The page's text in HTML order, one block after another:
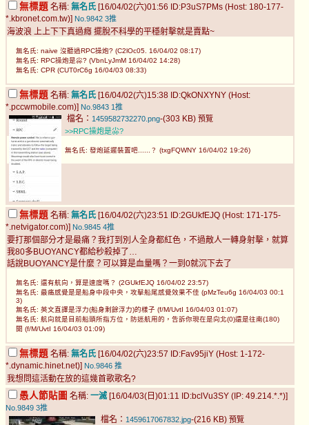
無標題 名稱: 無名氏 [16/04/02(六)01:56 ID:P3uS7PMs (Host: 180-177-
*.kbronet.com.tw)] No.9842 3推
海波浪 上上下下真過癮 擺脫不科學的平穩射擊就是賣點~
無名氏: naive 沒聽過RPC操炮? (C2lOc05. 16/04/02 08:17)
無名氏: RPC操炮是尛? (VbnLyJmM 16/04/02 14:28)
無名氏: CPR (CUT0rC6g 16/04/03 08:33)
無標題 名稱: 無名氏 [16/04/02(六)15:38 ID:QkONXYNY (Host:
*.pccwmobile.com)] No.9843 1推
檔名： 1459582732270.png-(303 KB) 預覽
>>RPC操炮是尛?
無名氏: 發炮延遲裝置吧......？ (txgFQWNY 16/04/02 19:26)
無標題 名稱: 無名氏 [16/04/02(六)23:51 ID:2GUkfEJQ (Host: 171-175-
*.netvigator.com)] No.9845 4推
要打那個部分才是最痛？我打到別人全身都紅色，不過敵人一轉身射擊，就算
我80多BUOYANCY都給秒殺掉了…
話說BUOYANCY是什麼？可以算是血量嗎？一到0就沉下去了
無名氏: 還有航向，算是速度嗎？ (2GUkfEJQ 16/04/02 23:57)
無名氏: 最痛感覺是是船身中段中央，攻擊船尾感覺效果不佳 (pMzTeu6g 16/04/03 00:1
3)
無名氏: 英文直譯是浮力(船身剩餘浮力)的樣子 (f/M/UvtI 16/04/03 01:07)
無名氏: 航向就是目前船頭所指方位，防迷航用的，告訴你現在是向北(0)還是往南(180)
開 (f/M/UvtI 16/04/03 01:09)
無標題 名稱: 無名氏 [16/04/02(六)23:57 ID:Fav95jiY (Host: 1-172-
*.dynamic.hinet.net)] No.9846 推
我想問這活動在放的這幾首歌歌名?
愚人節貼圖 名稱: 一滅 [16/04/03(日)01:11 ID:bclVu3SY (IP: 49.214.*.*)]
No.9849 3推
檔名： 1459617067832.jpg-(216 KB) 預覽